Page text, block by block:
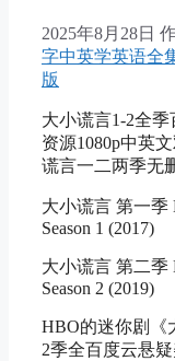
2025年8月28日
字中英学英语全
版
大小谎言1-2全
资源1080p中英
谎言一二两季无
大小谎言 第一季
Season 1 (2017)
大小谎言 第二季
Season 2 (2019)
HBO的迷你剧《
2季全百度云悬